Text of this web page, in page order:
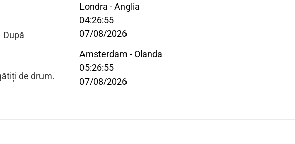
După
de drum.
Londra - Anglia
04:26:55
07/08/2026
Amsterdam - Olanda
05:26:55
07/08/2026